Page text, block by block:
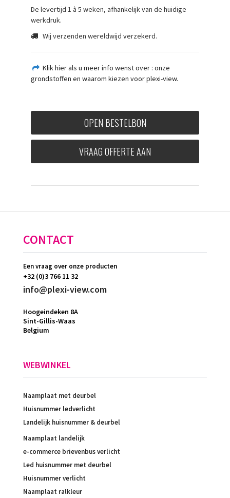
De levertijd 1 à 5 weken, afhankelijk van de huidige
werkdruk.
Wij verzenden wereldwijd verzekerd.
Klik hier als u meer info wenst over : onze
grondstoffen en waarom kiezen voor plexi-view.
OPEN BESTELBON
VRAAG OFFERTE AAN
CONTACT
Een vraag over onze producten
+32 (0)3 766 11 32
info@plexi-view.com
Hoogeindeken 8A
Sint-Gillis-Waas
Belgium
WEBWINKEL
Naamplaat met deurbel
Huisnummer ledverlicht
Landelijk huisnummer & deurbel
Naamplaat landelijk
e-commerce brievenbus verlicht
Led huisnummer met deurbel
Huisnummer verlicht
Naamplaat ralkleur